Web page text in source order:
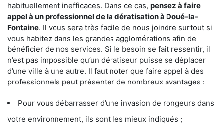
habituellement inefficaces. Dans ce cas, pensez à faire
appel à un professionnel de la dératisation à Doué-la-
Fontaine. Il vous sera très facile de nous joindre surtout si
vous habitez dans les grandes agglomérations afin de
bénéficier de nos services. Si le besoin se fait ressentir, il
n’est pas impossible qu’un dératiseur puisse se déplacer
d’une ville à une autre. Il faut noter que faire appel à des
professionnels peut présenter de nombreux avantages :
Pour vous débarrasser d’une invasion de rongeurs dans
votre environnement, ils sont les mieux indiqués ;